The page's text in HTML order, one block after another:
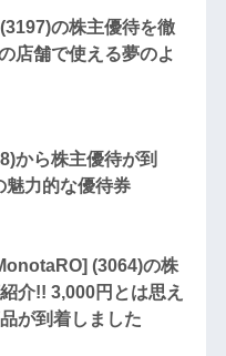
の株主優待を徹
店舗で使える夢のよ
から株主優待が到
魅力的な優待券
(3064)の株
介!! 3,000円とは思え
が到着しました